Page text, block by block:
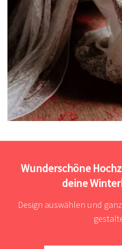
Wunderschöne
deine
Design auswählen und